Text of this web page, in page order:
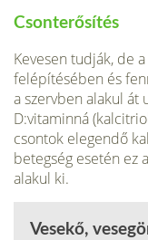
Csonterősítés
Kevesen tudják, de
felépítésében és
a szervben alakul át
D:vitaminná
csontok elegendő
betegség esetén ez
alakul ki.
Vesekő,